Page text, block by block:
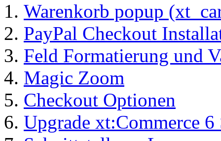
Warenkorb popup
PayPal Checkout
Feld Formatierung und
Magic Zoom
Checkout Optionen
Upgrade xt:Commerce